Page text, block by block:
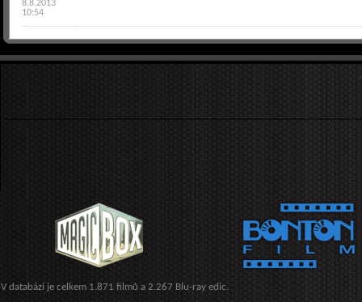
8.8.2013
10:54
V databázi je celkem 1.871 filmů a 2.267 Blu-ray edic.